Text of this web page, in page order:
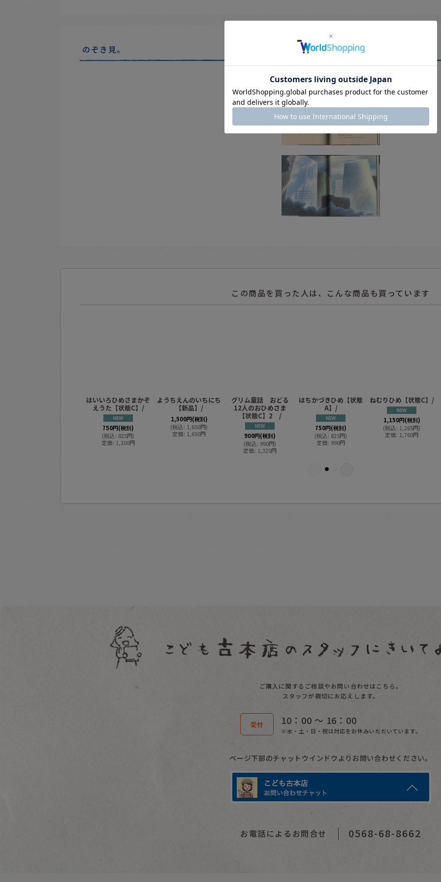
のぞき見。
この商品を買った人は、こんな商品も買っています
はいいろひめさまかぞ
えうた【状態C】/
750円(税別)
(税込: 825円)
定価: 1,100円
ようちえんのいちにち
【新品】/
1,500円(税別)
(税込: 1,650円)
定価: 1,650円
グリム童話 おどる
12人のおひめさま
【状態C】2 /
900円(税別)
(税込: 990円)
定価: 1,320円
はちかづきひめ【状態
A】/
750円(税別)
(税込: 825円)
定価: 990円
ねむりひめ【状態C】/
1,150円(税別)
(税込: 1,265円)
定価: 1,760円
ご購入に関するご相談やお問い合わせはこちら。
スタッフが親切にお応えします。
受付 10：00 〜 16：00
※水・土・日・祝は対応をお休みいただいています。
ページ下部のチャットウインドウよりお問い合わせください。
お電話によるお問合せ 0568-68-8662